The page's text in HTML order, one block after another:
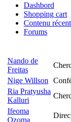
Dashbord
Shopping cart
Contenu récent
Forums
Nando de
Freitas
Nige Willson
Ria Pratyusha
Kalluri
Ifeoma
Ozoma